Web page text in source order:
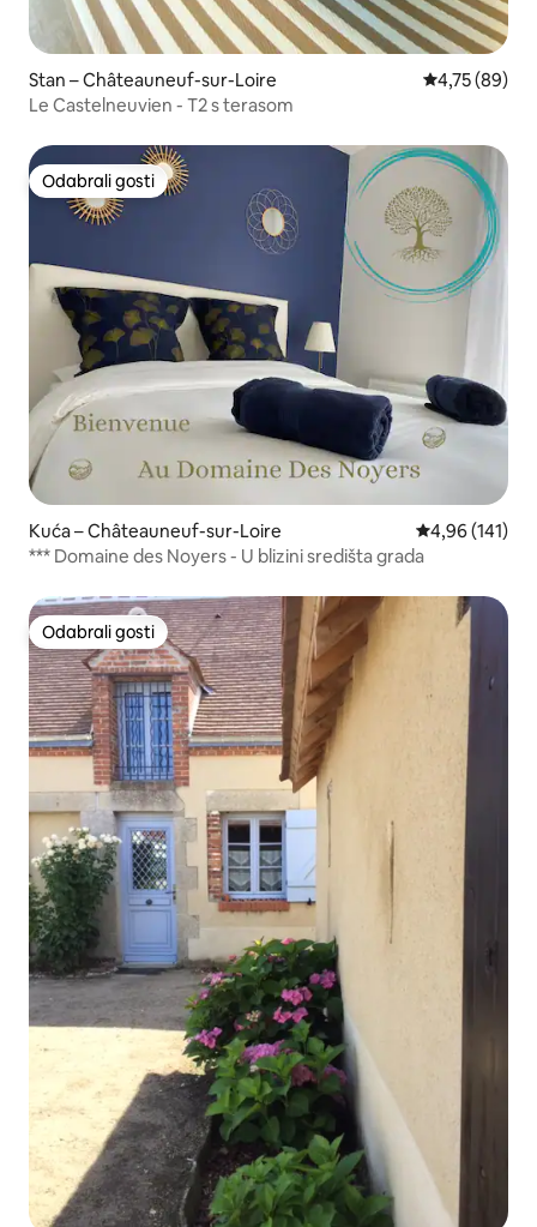
Stan – Châteauneuf-sur-Loire Prosječna
4,75 (89)
Le Castelneuvien - T2 s terasom
Odabrali gosti
Odabrali gosti
Kuća – Châteauneuf-sur-Loire Prosječna
4,96 (141)
*** Domaine des Noyers - U blizini središta grada
Odabrali gosti
Odabrali gosti